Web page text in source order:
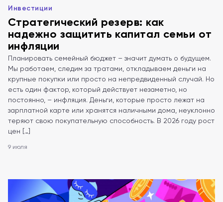
Инвестиции
Стратегический резерв: как
надежно защитить капитал семьи от
инфляции
Планировать семейный бюджет – значит думать о будущем.
Мы работаем, следим за тратами, откладываем деньги на
крупные покупки или просто на непредвиденный случай. Но
есть один фактор, который действует незаметно, но
постоянно, – инфляция. Деньги, которые просто лежат на
зарплатной карте или хранятся наличными дома, неуклонно
теряют свою покупательную способность. В 2026 году рост
цен […]
9 июля